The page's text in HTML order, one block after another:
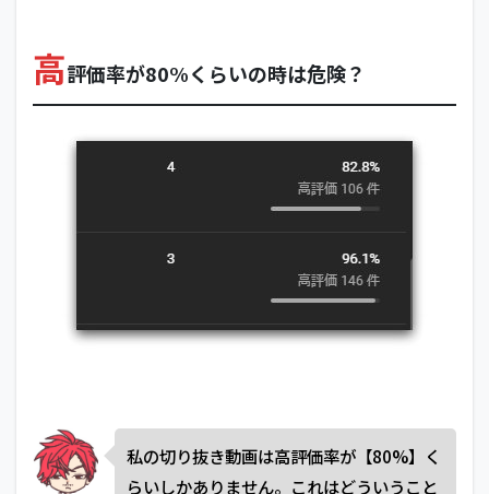
高評価率が80%くらいの時は危険？
私の切り抜き動画は高評価率が【80%】く
らいしかありません。これはどういうこと